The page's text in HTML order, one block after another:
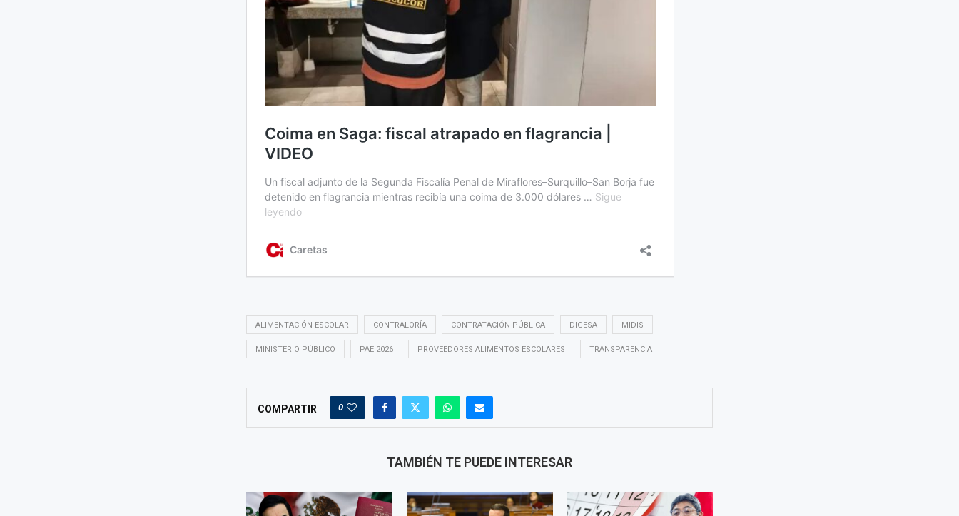
ALIMENTACIÓN ESCOLAR CONTRALORÍA CONTRATACIÓN PÚBLICA DIGESA MIDIS
MINISTERIO PÚBLICO PAE 2026 PROVEEDORES ALIMENTOS ESCOLARES TRANSPARENCIA
COMPARTIR 0
TAMBIÉN TE PUEDE INTERESAR